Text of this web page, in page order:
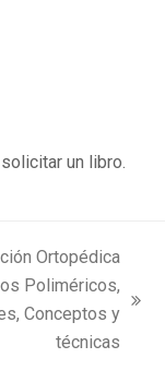
un libro.
Ortopédica
Poliméricos,
Conceptos y
técnicas